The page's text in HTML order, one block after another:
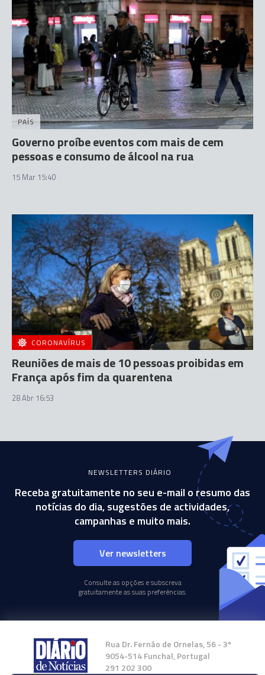
PAÍS
Governo proíbe eventos com mais de cem
pessoas e consumo de álcool na rua
15 Mar 15:40
CORONAVÍRUS
Reuniões de mais de 10 pessoas proibidas em
França após fim da quarentena
28 Abr 16:53
NEWSLETTERS DIÁRIO
Receba gratuitamente no seu e-mail o resumo das
notícias do dia, sugestões de actividades,
campanhas e muito mais.
Ver newsletters
Consulte as opções e subscreva
gratuitamente as suas preferências.
Rua Dr. Fernão de Ornelas, 56 - 3º
9054-514 Funchal, Portugal
291 202 300